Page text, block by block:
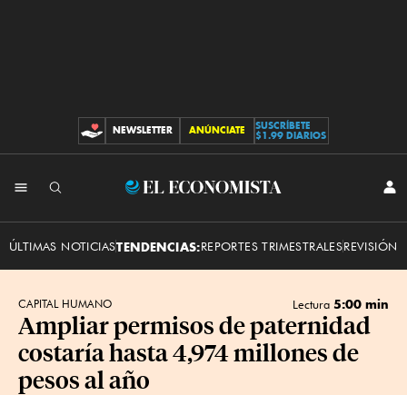
CONTRIBUCIONES
NEWSLETTER ANÚNCIATE
SUSCRÍBETE
$1.99 DIARIOS
El
ÚLTIMAS NOTICIASTENDENCIAS:REPORTES TRIMESTRALESREVISIÓN
CAPITAL HUMANO Lectura 5:00 min
Ampliar permisos de paternidad
costaría hasta 4,974 millones de
pesos al año